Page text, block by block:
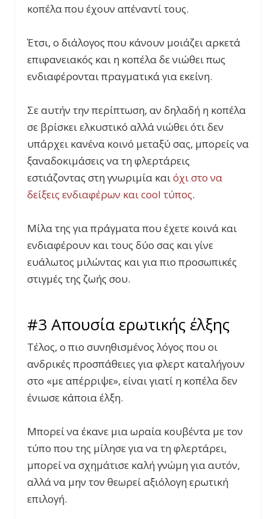
κοπέλα που έχουν απέναντί τους.
Έτσι, ο διάλογος που κάνουν μοιάζει αρκετά
επιφανειακός και η κοπέλα δε νιώθει πως
ενδιαφέρονται πραγματικά για εκείνη.
Σε αυτήν την περίπτωση, αν δηλαδή η κοπέλα
σε βρίσκει ελκυστικό αλλά νιώθει ότι δεν
υπάρχει κανένα κοινό μεταξύ σας, μπορείς να
ξαναδοκιμάσεις να τη φλερτάρεις
εστιάζοντας στη γνωριμία καιόχι στο να
δείξεις ενδιαφέρων και cool τύπος.
Μίλα της για πράγματα που έχετε κοινά και
ενδιαφέρουν και τους δύο σας και γίνε
ευάλωτος μιλώντας και για πιο προσωπικές
στιγμές της ζωής σου.
#3 Απουσία ερωτικής έλξης
Τέλος, ο πιο συνηθισμένος λόγος που οι
ανδρικές προσπάθειες για φλερτ καταλήγουν
στο «με απέρριψε», είναι γιατί η κοπέλα δεν
ένιωσε κάποια έλξη.
Μπορεί να έκανε μια ωραία κουβέντα με τον
τύπο που της μίλησε για να τη φλερτάρει,
μπορεί να σχημάτισε καλή γνώμη για αυτόν,
αλλά να μην τον θεωρεί αξιόλογη ερωτική
επιλογή.